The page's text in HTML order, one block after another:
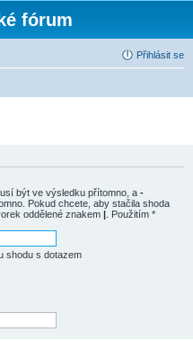
fórum
Přihlásit se
být ve výsledku přítomno, a -
Pokud chcete, aby stačila shoda
oddělené znakem | . Použitím *
shodu s dotazem